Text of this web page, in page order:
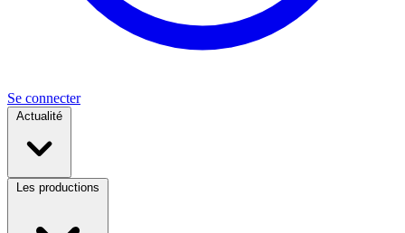
Se connecter
Actualité
Les productions